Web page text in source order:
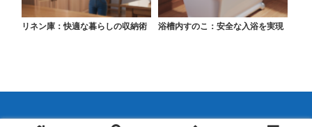
リネン庫：快適な暮らしの収納術 浴槽内すのこ：安全な入浴を実現